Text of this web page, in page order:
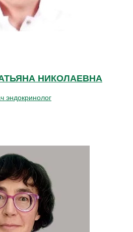
НИКОЛАЕВНА
эндокринолог